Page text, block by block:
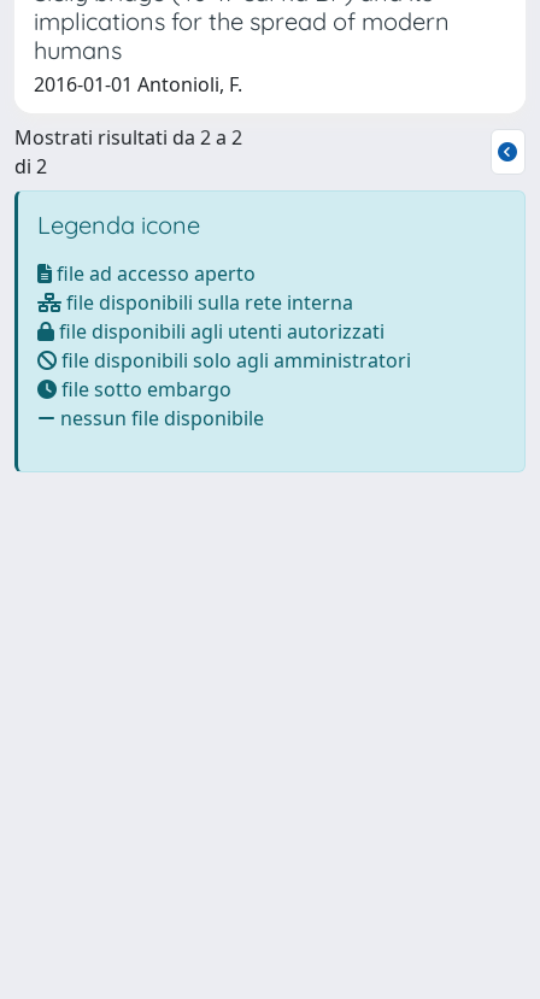
implications for the spread of modern
humans
2016-01-01 Antonioli, F.
Mostrati risultati da 2 a 2
di 2
Legenda icone
file ad accesso aperto
file disponibili sulla rete interna
file disponibili agli utenti autorizzati
file disponibili solo agli amministratori
file sotto embargo
nessun file disponibile